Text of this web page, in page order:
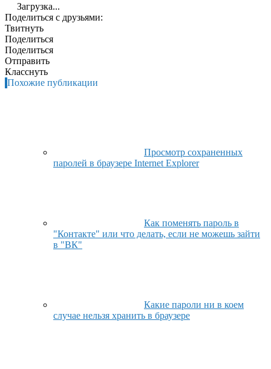
Загрузка...
Поделиться с друзьями:
Твитнуть
Поделиться
Поделиться
Отправить
Класснуть
Похожие публикации
Просмотр сохраненных
паролей в браузере Internet Explorer
Как поменять пароль в
"Контакте" или что делать, если не можешь зайти
в "ВК"
Какие пароли ни в коем
случае нельзя хранить в браузере